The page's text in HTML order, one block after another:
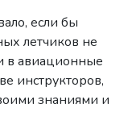
если бы
летчиков не
в авиационные
инструкторов,
знаниями и